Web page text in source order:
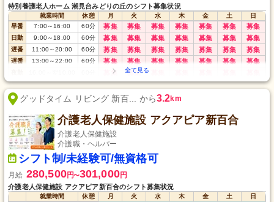
特別養護老人ホーム 潮見台みどりの丘のシフト募集状況
就業時間 休憩 月 火 水 木 金 土
日
早番
7:00～ 16:00 60分 募集 募集 募集 募集 募集 募集 募集
日勤 9:00～ 18:00 60分 募集 募集 募集 募集 募集 募集 募集
遅番 11:00～20:00 60分 募集 募集 募集 募集 募集 募集 募集
遅番 13:00～22:00 60分 募集 募集 募集 募集 募集 募集 募集
募集 募集
深夜 22:00～翌7:00 60分 募集 募集 募集 募集 募集 募集 募集
グッドタイム リビング 新百... から3.2km
介護老人保健施設 アクアピア新百合
介護老人保健施設
介護職・ヘルパー
シフト制/未経験可/無資格可
月給 280,500円〜301,000円
介護老人保健施設 アクアピア新百合のシフト募集状況
就業時間 休憩 月 火 水 木 金 土
日